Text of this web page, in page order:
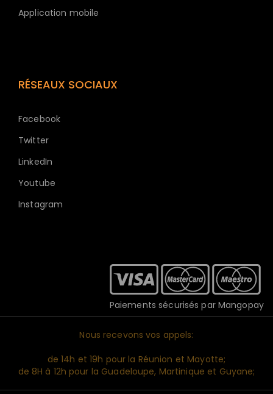
Application mobile
RÉSEAUX SOCIAUX
Facebook
Twitter
LinkedIn
Youtube
Instagram
Paiements sécurisés par Mangopay
Nous recevons vos appels:
de 14h et 19h pour la Réunion et Mayotte;
de 8H à 12h pour la Guadeloupe, Martinique et Guyane;